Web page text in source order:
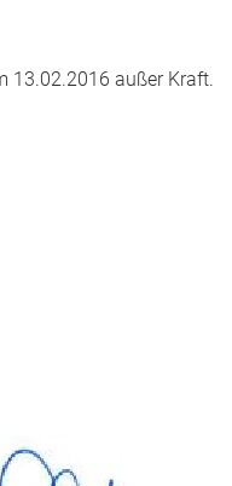
13.02.2016 außer Kraft.